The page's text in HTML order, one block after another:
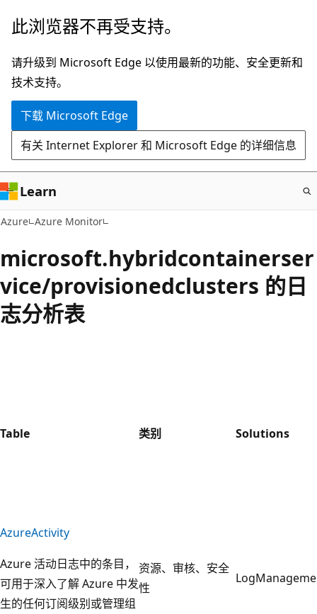
跳
主
要
内
此浏览器不再受支持。
请升级到 Microsoft Edge 以使用最新的功能、安全更新和
技术支持。
下载 Microsoft Edge
有关 Internet Explorer 和 Microsoft Edge 的详细信息
Learn
Azure Azure Monitor
microsoft.hybridcontainerser
vice/provisionedclusters 的日
志分析表
Table 类别 Solutions
AzureActivity
Azure 活动日志中的条目，
可用于深入了解 Azure 中发
生的任何订阅级别或管理组
资源、审核、安全
性